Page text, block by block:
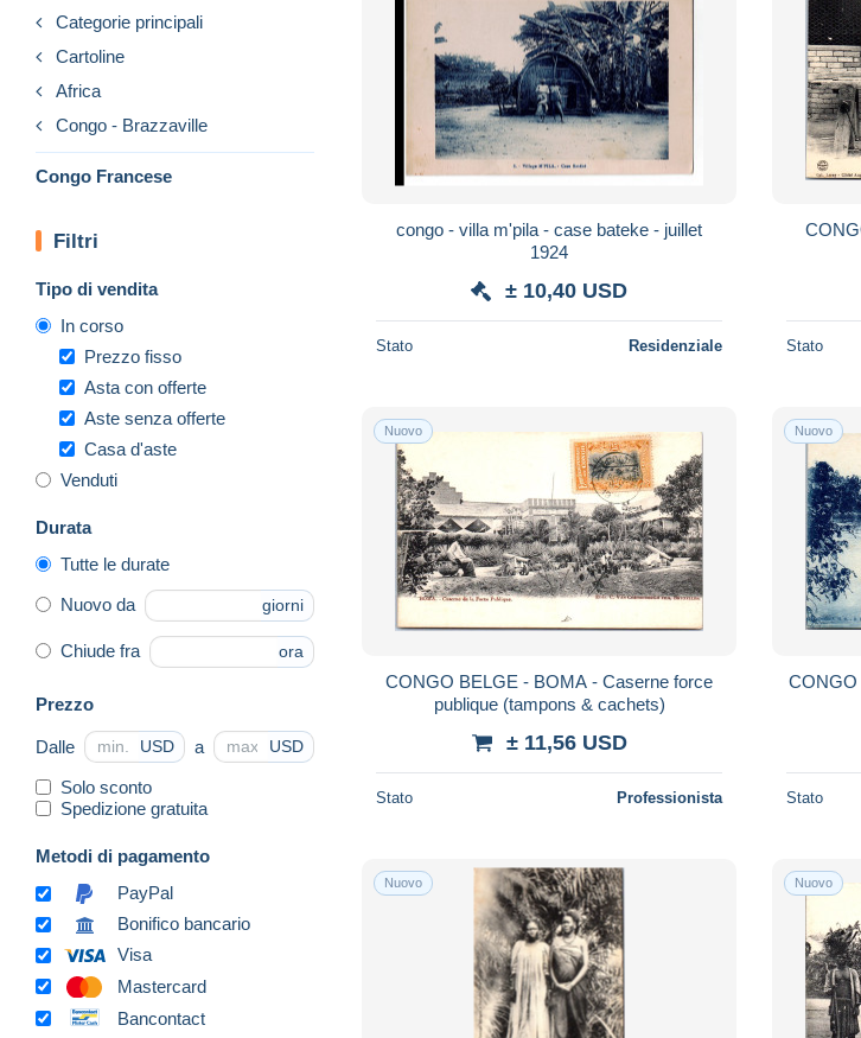
Categorie principali
Cartoline
Africa
Congo - Brazzaville
Congo Francese
Filtri
Tipo di vendita
In corso
Prezzo fisso
Asta con offerte
Aste senza offerte
Casa d'aste
Venduti
Durata
Tutte le durate
Nuovo da giorni
Chiude fra ora
Prezzo
Dalle USD a USD
Solo sconto
Spedizione gratuita
Metodi di pagamento
PayPal
Bonifico bancario
Visa
Mastercard
Bancontact
congo - villa m'pila - case bateke - juillet
1924
± 10,40 USD
Stato Residenziale Stato
Nuovo
CONGO BELGE - BOMA - Caserne force
publique (tampons & cachets)
± 11,56 USD
Stato Professionista
Nuovo
CONGO
Stato
Nuovo Nuovo